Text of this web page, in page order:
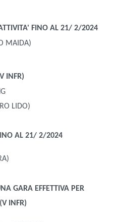
FINO AL 21/ 2/2024
MAIDA)
INFR)
LIDO)
AL 21/ 2/2024
GARA EFFETTIVA PER
INFR)